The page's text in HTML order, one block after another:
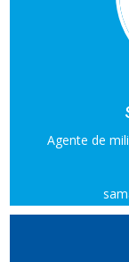
Agente de